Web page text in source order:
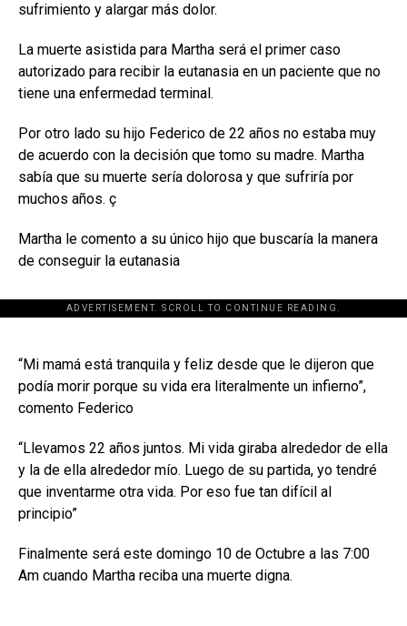
sufrimiento y alargar más dolor.
La muerte asistida para Martha será el primer caso
autorizado para recibir la eutanasia en un paciente que no
tiene una enfermedad terminal.
Por otro lado su hijo Federico de 22 años no estaba muy
de acuerdo con la decisión que tomo su madre. Martha
sabía que su muerte sería dolorosa y que sufriría por
muchos años. ç
Martha le comento a su único hijo que buscaría la manera
de conseguir la eutanasia
ADVERTISEMENT. SCROLL TO CONTINUE READING.
[adsforwp id="243463"]
“Mi mamá está tranquila y feliz desde que le dijeron que
podía morir porque su vida era literalmente un infierno”,
comento Federico
“Llevamos 22 años juntos. Mi vida giraba alrededor de ella
y la de ella alrededor mío. Luego de su partida, yo tendré
que inventarme otra vida. Por eso fue tan difícil al
principio”
Finalmente será este domingo 10 de Octubre a las 7:00
Am cuando Martha reciba una muerte digna.